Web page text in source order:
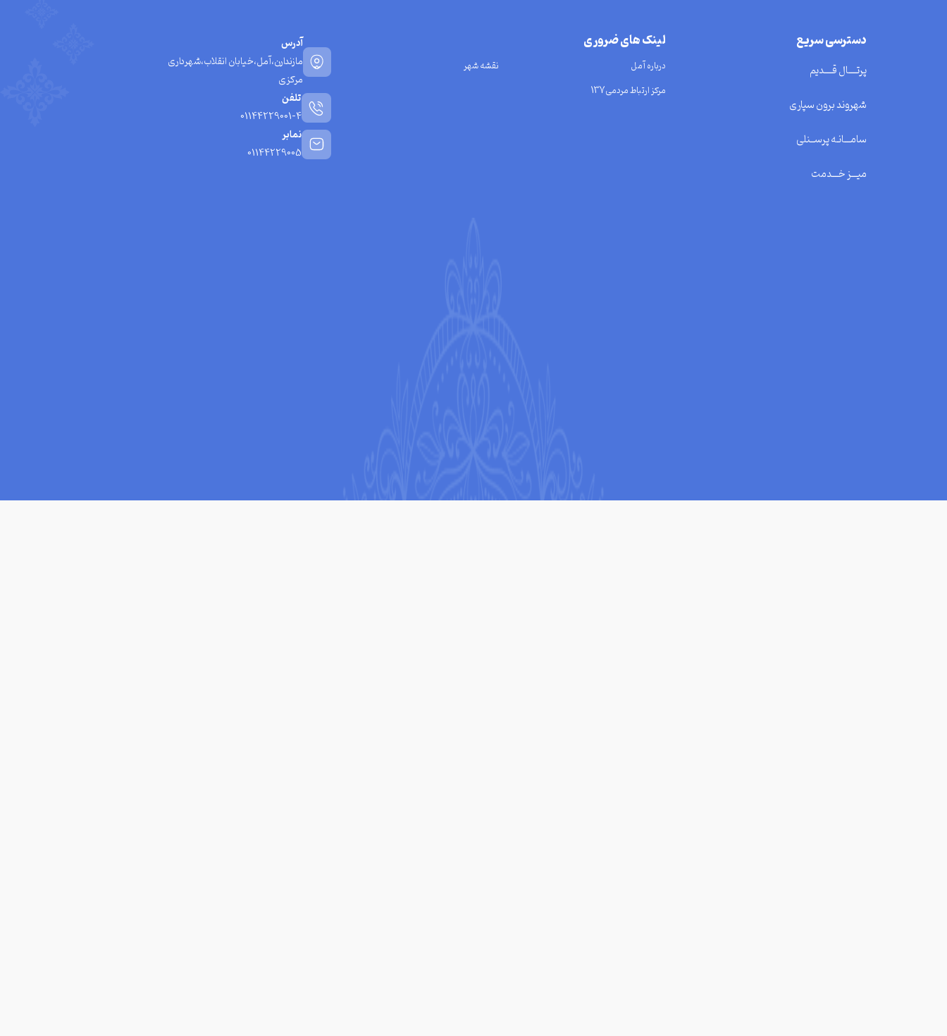
دسترسی سریع
پرتــــال قــــدیم
شهروند برون سپاری
سامـــانـه پرســنلی
میـــز خـــدمت
لینک های ضروری
درباره آمل
نقشه شهر
مرکز ارتباط مردمی137
آدرس
مازندارن،آمل،خیابان انقلاب،شهرداری
مرکزی
تلفن
01144229001-4
نمابر
01144229005